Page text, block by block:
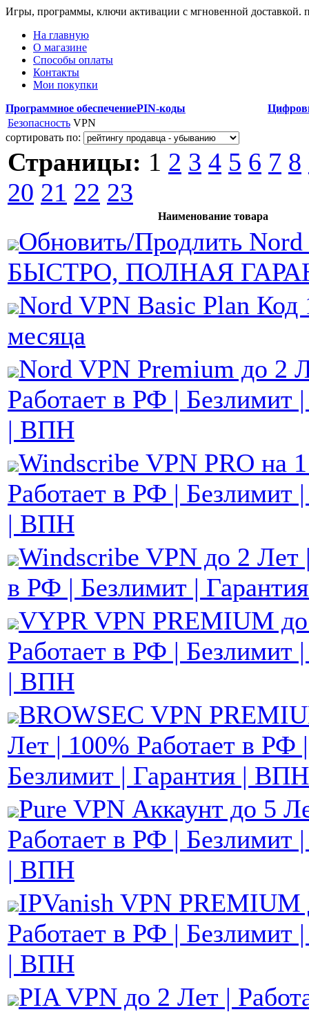
Игры, программы, ключи активации с мгновенной доставкой.
На главную
О магазине
Способы оплаты
Контакты
Мои покупки
Программное обеспечениеPIN-коды
Безопасность VPN
сортировать по:
Страницы: 1 2 3 4 5 6 7 8
20 21 22 23
Наименование товара
Обновить/Продлить
БЫСТРО, ПОЛНАЯ
Nord VPN Basic Plan Код
месяца
Nord VPN Premium до 2
Работает в РФ | Безлимит
| ВПН
Windscribe VPN PRO на
Работает в РФ | Безлимит
| ВПН
Windscribe VPN до 2 Лет
в РФ | Безлимит |
VYPR VPN PREMIUM
Работает в РФ | Безлимит
| ВПН
BROWSEC VPN
Лет | 100% Работает в РФ |
Безлимит | Гарантия | ВПН
Pure VPN Аккаунт до 5
Работает в РФ | Безлимит
| ВПН
IPVanish VPN PREMIUM
Работает в РФ | Безлимит
| ВПН
PIA VPN до 2 Лет |